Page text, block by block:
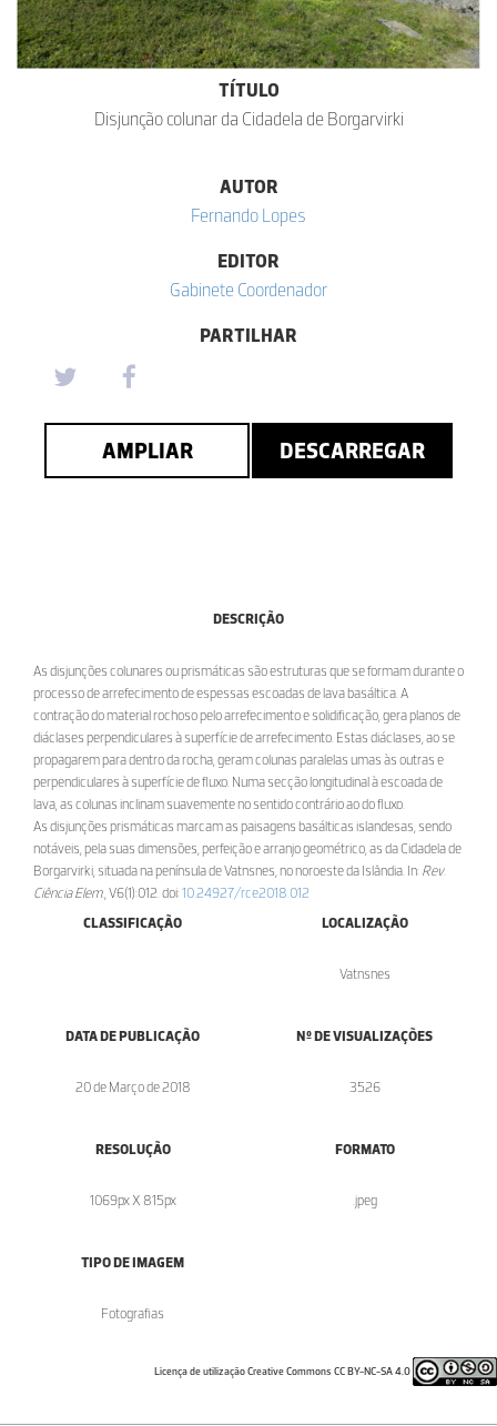
TÍTULO
Disjunção colunar da Cidadela de Borgarvirki
AUTOR
Fernando Lopes
EDITOR
Gabinete Coordenador
PARTILHAR
AMPLIAR DESCARREGAR
DESCRIÇÃO
As disjunções colunares ou prismáticas são estruturas que se formam durante o
processo de arrefecimento de espessas escoadas de lava basáltica. A
contração do material rochoso pelo arrefecimento e solidificação, gera planos de
diáclases perpendiculares à superfície de arrefecimento. Estas diáclases, ao se
propagarem para dentro da rocha, geram colunas paralelas umas às outras e
perpendiculares à superfície de fluxo. Numa secção longitudinal à escoada de
lava, as colunas inclinam suavemente no sentido contrário ao do fluxo.
As disjunções prismáticas marcam as paisagens basálticas islandesas, sendo
notáveis, pela suas dimensões, perfeição e arranjo geométrico, as da Cidadela de
Borgarvirki, situada na península de Vatnsnes, no noroeste da Islândia. In: Rev.
Ciência Elem. , V6(1):012. doi: 10.24927/rce2018.012
CLASSIFICAÇÃO
LOCALIZAÇÃO
Vatnsnes
DATA DE PUBLICAÇÃO
20 de Março de 2018
Nº DE VISUALIZAÇÕES
3526
RESOLUÇÃO
1069px X 815px
FORMATO
.jpeg
TIPO DE IMAGEM
Fotografias
Licença de utilização Creative Commons CC BY-NC-SA 4.0